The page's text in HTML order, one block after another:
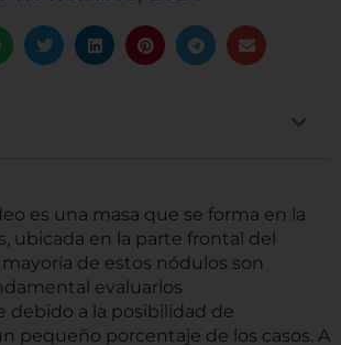
es una masa que se forma en la
ubicada en la parte frontal del
de estos nódulos son
evaluarlos
debido a la posibilidad de
pequeño porcentaje de los casos. A